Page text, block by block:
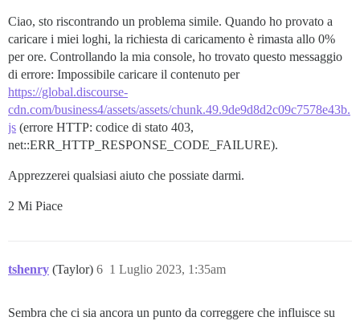
Ciao, sto riscontrando un problema simile. Quando ho provato a
caricare i miei loghi, la richiesta di caricamento è rimasta allo 0%
per ore. Controllando la mia console, ho trovato questo messaggio
di errore: Impossibile caricare il contenuto per
https://global.discourse-
cdn.com/business4/assets/assets/chunk.49.9de9d8d2c09c7578e43b.
js (errore HTTP: codice di stato 403,
net::ERR_HTTP_RESPONSE_CODE_FAILURE).
Apprezzerei qualsiasi aiuto che possiate darmi.
2 Mi Piace
tshenry (Taylor) 1 Luglio 2023, 1:35am
6
Sembra che ci sia ancora un punto da correggere che influisce su